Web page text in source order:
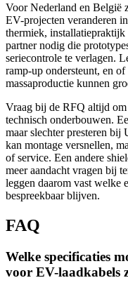
Voor Nederland en België
EV-projecten veranderen
thermiek,
partner nodig die
seriecontrole te verlagen.
ramp-up ondersteunt, en
massaproductie kunnen
Vraag bij de RFQ altijd om
technisch onderbouwen.
maar slechter presteren
kan montage versnellen,
of service. Een andere
meer aandacht vragen bij
leggen daarom vast welke
bespreekbaar blijven.
FAQ
Welke specificaties
voor EV-laadkabels